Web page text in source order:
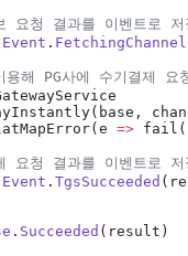
요청 결과를 이벤트로 저
Event .
해 PG사에 수기결제 요
=>
요청 결과를 이벤트로 저
Event . TgsSucceeded
. Succeeded (result)